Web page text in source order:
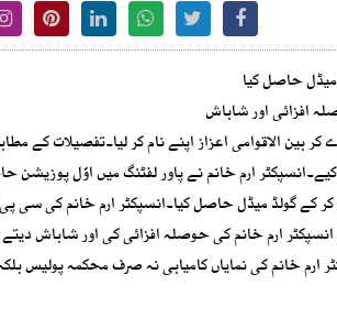
حاصل کیا
افزائی اور شاباش
الاقوامی اعزاز اپنے نام کر لیا۔تفصیلات کے
شپ 2025 میں 2 گولڈ میڈلز حاصل کیے۔انسپکٹر ارم خانم نے پاور لفٹنگ
گولڈ میڈل حاصل کیا۔انسپکٹر ارم خانم کی سی
ارم خانم کی حوصلہ افزائی کی اور شاباش دیتے
ارم خانم کی نمایاں کامیابی نہ صرف محکمہ پولیس